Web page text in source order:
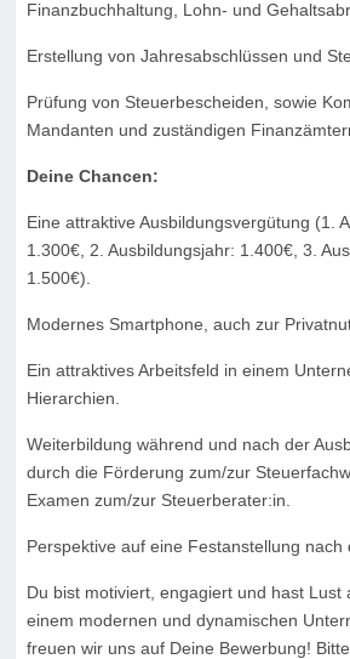
Finanzbuchhaltung, Lohn- und
Erstellung von Jahresabschlüssen und
Prüfung von Steuerbescheiden, sowie
Mandanten und zuständigen
Deine Chancen:
Eine attraktive Ausbildungsvergütung (1.
1.300€, 2. Ausbildungsjahr: 1.400€, 3.
1.500€).
Modernes Smartphone, auch zur
Ein attraktives Arbeitsfeld in einem
Hierarchien.
Weiterbildung während und nach der
durch die Förderung zum/zur
Examen zum/zur Steuerberater:in.
Perspektive auf eine Festanstellung nach
Du bist motiviert, engagiert und hast Lust
einem modernen und dynamischen
freuen wir uns auf Deine Bewerbung!